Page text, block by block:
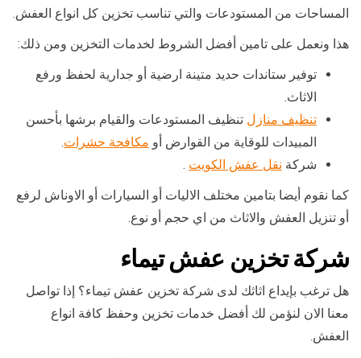
المساحات من المستودعات والتي تناسب تخزين كل انواع العفش.
هذا ونعمل على تامين أفضل الشروط لخدمات التخزين ومن ذلك:
توفير ستاندات حديد متينة ارضية أو جدارية لحفظ ورفع
الاثاث.
تنظيف منازل تنظيف المستودعات والقيام برشها بأحسن
المبيدات للوقاية من القوارض أو مكافحة حشرات.
شركة نقل عفش الكويت .
كما نقوم أيضا بتامين مختلف الاليات أو السيارات أو الاوناش لرفع
أو تنزيل العفش والاثاث من اي حجم أو نوع.
شركة تخزين عفش تيماء
هل ترغب بإيداع اثاثك لدى شركة تخزين عفش تيماء؟ إذا تواصل
معنا الان لنؤمن لك أفضل خدمات تخزين وحفظ كافة انواع
العفش.